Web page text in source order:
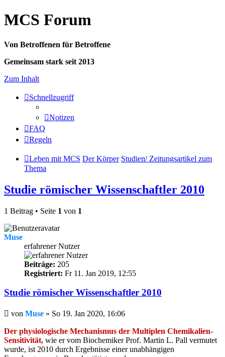
MCS Forum
Von Betroffenen für Betroffene
Gemeinsam stark seit 2013
Zum Inhalt
Schnellzugriff
Notizen
FAQ
Regeln
Leben mit MCS Der Körper Studien/ Zeitungsartikel zum
Thema
Studie römischer Wissenschaftler 2010
1 Beitrag • Seite 1 von 1
Muse
erfahrener Nutzer
Beiträge: 205
Registriert: Fr 11. Jan 2019, 12:55
Studie römischer Wissenschaftler 2010
Beitrag
von Muse » So 19. Jan 2020, 16:06
Der physiologische Mechanismus der Multiplen Chemikalien-
Sensitivität, wie er vom Biochemiker Prof. Martin L. Pall vermutet
wurde, ist 2010 durch Ergebnisse einer unabhängigen